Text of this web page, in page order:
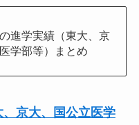
進学実績（東大、京
学部等）まとめ
京大、国公立医学